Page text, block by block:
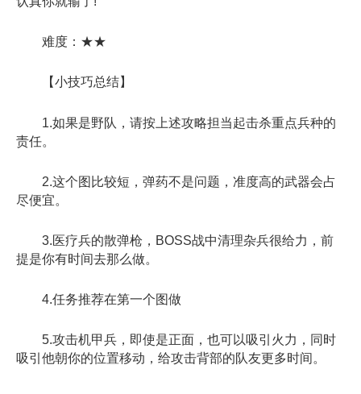
难度：★★
【小技巧总结】
1.如果是野队，请按上述攻略担当起击杀重点兵种的
责任。
2.这个图比较短，弹药不是问题，准度高的武器会占
尽便宜。
3.医疗兵的散弹枪，BOSS战中清理杂兵很给力，前
提是你有时间去那么做。
4.任务推荐在第一个图做
5.攻击机甲兵，即使是正面，也可以吸引火力，同时
吸引他朝你的位置移动，给攻击背部的队友更多时间。